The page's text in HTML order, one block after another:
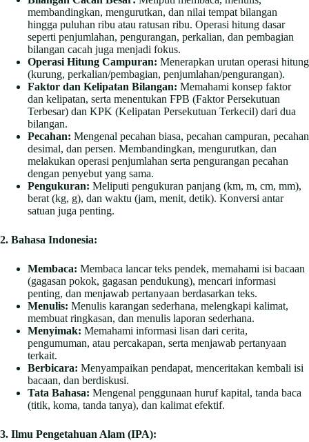
membandingkan, mengurutkan, dan nilai tempat bilangan
hingga puluhan ribu atau ratusan ribu. Operasi hitung dasar
seperti penjumlahan, pengurangan, perkalian, dan pembagian
bilangan cacah juga menjadi fokus.
Operasi Hitung Campuran: Menerapkan urutan operasi hitung
(kurung, perkalian/pembagian, penjumlahan/pengurangan).
Faktor dan Kelipatan Bilangan: Memahami konsep faktor
dan kelipatan, serta menentukan FPB (Faktor Persekutuan
Terbesar) dan KPK (Kelipatan Persekutuan Terkecil) dari dua
bilangan.
Pecahan: Mengenal pecahan biasa, pecahan campuran, pecahan
desimal, dan persen. Membandingkan, mengurutkan, dan
melakukan operasi penjumlahan serta pengurangan pecahan
dengan penyebut yang sama.
Pengukuran: Meliputi pengukuran panjang (km, m, cm, mm),
berat (kg, g), dan waktu (jam, menit, detik). Konversi antar
satuan juga penting.
2. Bahasa Indonesia:
Membaca: Membaca lancar teks pendek, memahami isi bacaan
(gagasan pokok, gagasan pendukung), mencari informasi
penting, dan menjawab pertanyaan berdasarkan teks.
Menulis: Menulis karangan sederhana, melengkapi kalimat,
membuat ringkasan, dan menulis laporan sederhana.
Menyimak: Memahami informasi lisan dari cerita,
pengumuman, atau percakapan, serta menjawab pertanyaan
terkait.
Berbicara: Menyampaikan pendapat, menceritakan kembali isi
bacaan, dan berdiskusi.
Tata Bahasa: Mengenal penggunaan huruf kapital, tanda baca
(titik, koma, tanda tanya), dan kalimat efektif.
3. Ilmu Pengetahuan Alam (IPA):